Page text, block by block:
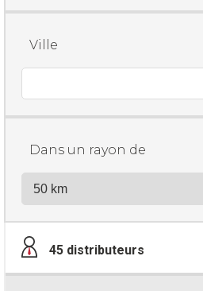
Ville
Dans un rayon de
45 distributeurs